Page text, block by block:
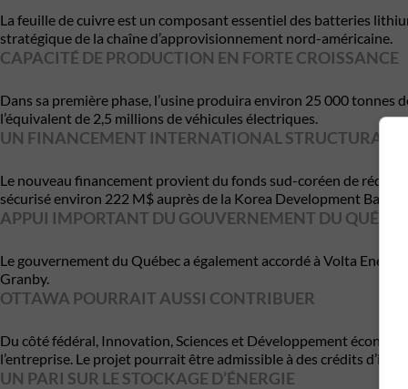
La feuille de cuivre est un composant essentiel des batteries
stratégique de la chaîne d’approvisionnement nord-américaine.
CAPACITÉ DE PRODUCTION EN FORTE CROISSANCE
Dans sa première phase, l’usine produira environ 25 000
l’équivalent de 2,5 millions de véhicules électriques.
UN FINANCEMENT INTERNATIONAL STRUCTURANT
Le nouveau financement provient du fonds sud-coréen de
sécurisé environ 222 M$ auprès de la Korea Development Bank
APPUI IMPORTANT DU GOUVERNEMENT DU QUÉBEC
Le gouvernement du Québec a également accordé à Volta
Granby.
OTTAWA POURRAIT AUSSI CONTRIBUER
Du côté fédéral, Innovation, Sciences et Développement
l’entreprise. Le projet pourrait être admissible à des crédits
UN PARI SUR LE STOCKAGE D’ÉNERGIE